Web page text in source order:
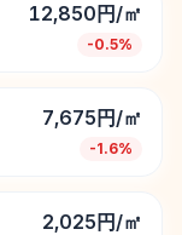
12,850円/㎡
-0.5%
7,675円/㎡
-1.6%
2,025円/㎡